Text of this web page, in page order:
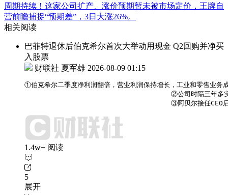
周期持续！这家公司扩产、涨价预期暂未被市场定价，王牌自
营前瞻捕捉“预期差”，3日大涨26%。
相关阅读
巴菲特退休后伯克希尔首次大举动用现金 Q2回购并净买
入股票
财联社 夏军雄 2026-08-09 01:15
①伯克希尔二季度净利润翻倍，营业利润保持增长，工业和零售业务
②公司时隔三年多实
③阿贝尔接任CEO后开
1.4w+ 阅读
5
展开